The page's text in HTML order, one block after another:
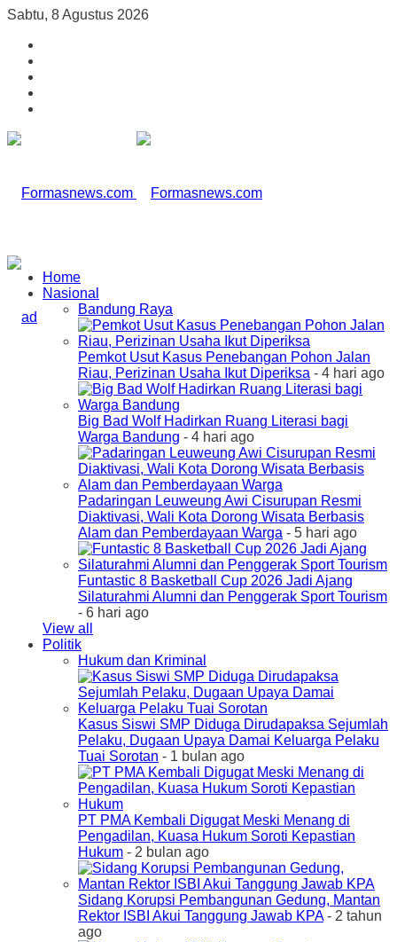
Sabtu, 8 Agustus 2026
Home
Nasional
Bandung Raya
Pemkot Usut Kasus Penebangan Pohon Jalan
Riau, Perizinan Usaha Ikut Diperiksa - 4 hari ago
Big Bad Wolf Hadirkan Ruang Literasi bagi
Warga Bandung - 4 hari ago
Padaringan Leuweung Awi Cisurupan Resmi
Diaktivasi, Wali Kota Dorong Wisata Berbasis
Alam dan Pemberdayaan Warga - 5 hari ago
Funtastic 8 Basketball Cup 2026 Jadi Ajang
Silaturahmi Alumni dan Penggerak Sport Tourism
- 6 hari ago
View all
Politik
Hukum dan Kriminal
Kasus Siswi SMP Diduga Dirudapaksa Sejumlah
Pelaku, Dugaan Upaya Damai Keluarga Pelaku
Tuai Sorotan - 1 bulan ago
PT PMA Kembali Digugat Meski Menang di
Pengadilan, Kuasa Hukum Soroti Kepastian
Hukum - 2 bulan ago
Sidang Korupsi Pembangunan Gedung, Mantan
Rektor ISBI Akui Tanggung Jawab KPA- 2 tahun
ago